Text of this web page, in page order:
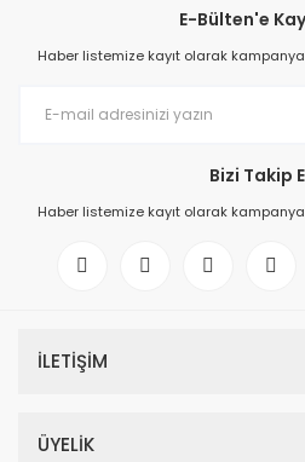
E-Bülten'e
Haber listemize kayıt olarak
Bizi Takip
Haber listemize kayıt olarak
İLETİŞİM
ÜYELİK